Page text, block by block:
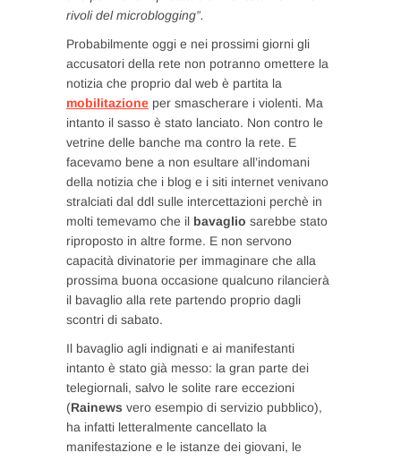
rivoli del microblogging”.
Probabilmente oggi e nei prossimi giorni gli
accusatori della rete non potranno omettere la
notizia che proprio dal web è partita la
mobilitazione per smascherare i violenti. Ma
intanto il sasso è stato lanciato. Non contro le
vetrine delle banche ma contro la rete. E
facevamo bene a non esultare all’indomani
della notizia che i blog e i siti internet venivano
stralciati dal ddl sulle intercettazioni perchè in
molti temevamo che il bavaglio sarebbe stato
riproposto in altre forme. E non servono
capacità divinatorie per immaginare che alla
prossima buona occasione qualcuno rilancierà
il bavaglio alla rete partendo proprio dagli
scontri di sabato.
Il bavaglio agli indignati e ai manifestanti
intanto è stato già messo: la gran parte dei
telegiornali, salvo le solite rare eccezioni
(Rainews vero esempio di servizio pubblico),
ha infatti letteralmente cancellato la
manifestazione e le istanze dei giovani, le